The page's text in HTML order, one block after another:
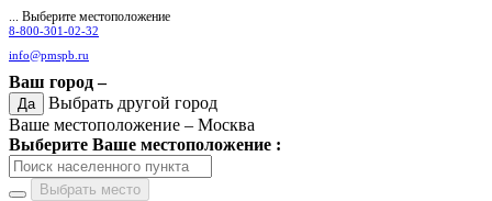
... Выберите местоположение
8-800-301-02-32
info@pmspb.ru
Ваш город –
Да
Выбрать другой город
Ваше местоположение – Москва
Выберите Ваше местоположение :
Выбрать место